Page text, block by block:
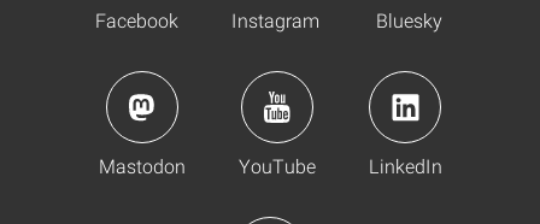
Facebook Instagram Bluesky
Mastodon YouTube LinkedIn